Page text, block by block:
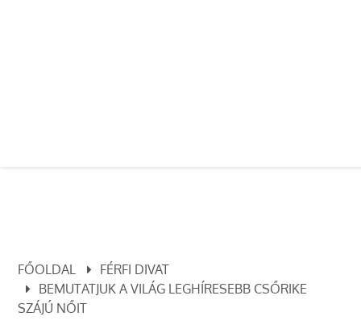
FŐOLDAL
FÉRFI DIVAT
BEMUTATJUK A VILÁG LEGHÍRESEBB CSŐRIKE
SZÁJÚ NŐIT